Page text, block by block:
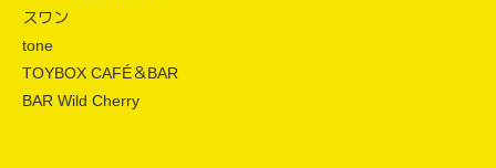
スワン
tone
TOYBOX CAFÉ＆BAR
BAR Wild Cherry